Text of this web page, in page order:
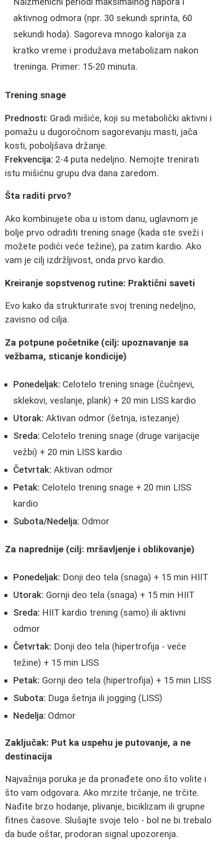
Naizmenični periodi maksimalnog napora i
aktivnog odmora (npr. 30 sekundi sprinta, 60
sekundi hoda). Sagoreva mnogo kalorija za
kratko vreme i produžava metabolizam nakon
treninga. Primer: 15-20 minuta.
Trening snage
Prednosti: Gradi mišiće, koji su metabolički aktivni i
pomažu u dugoročnom sagorevanju masti, jača
kosti, poboljšava držanje.
Frekvencija: 2-4 puta nedeljno. Nemojte trenirati
istu mišićnu grupu dva dana zaredom.
Šta raditi prvo?
Ako kombinujete oba u istom danu, uglavnom je
bolje prvo odraditi trening snage (kada ste sveži i
možete podići veće težine), pa zatim kardio. Ako
vam je cilj izdržljivost, onda prvo kardio.
Kreiranje sopstvenog rutine: Praktični saveti
Evo kako da strukturirate svoj trening nedeljno,
zavisno od cilja.
Za potpune početnike (cilj: upoznavanje sa
vežbama, sticanje kondicije)
Ponedeljak: Celotelo trening snage (čučnjevi,
sklekovi, veslanje, plank) + 20 min LISS kardio
Utorak: Aktivan odmor (šetnja, istezanje)
Sreda: Celotelo trening snage (druge varijacije
vežbi) + 20 min LISS kardio
Četvrtak: Aktivan odmor
Petak: Celotelo trening snage + 20 min LISS
kardio
Subota/Nedelja: Odmor
Za naprednije (cilj: mršavljenje i oblikovanje)
Ponedeljak: Donji deo tela (snaga) + 15 min HIIT
Utorak: Gornji deo tela (snaga) + 15 min HIIT
Sreda: HIIT kardio trening (samo) ili aktivni
odmor
Četvrtak: Donji deo tela (hipertrofija - veće
težine) + 15 min LISS
Petak: Gornji deo tela (hipertrofija) + 15 min LISS
Subota: Duga šetnja ili jogging (LISS)
Nedelja: Odmor
Zaključak: Put ka uspehu je putovanje, a ne
destinacija
Najvažnija poruka je da pronađete ono što volite i
što vam odgovara. Ako mrzite trčanje, ne trčite.
Nađite brzo hodanje, plivanje, biciklizam ili grupne
fitnes časove. Slušajte svoje telo - bol ne bi trebalo
da bude oštar, prodoran signal upozorenja.